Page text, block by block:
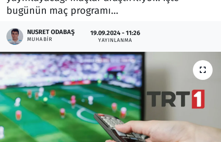
bugünün maç programı...
NUSRET ODABAŞ
MUHABIR
19.09.2024 - 11:26
YAYINLANMA
Oyun
Ramazan
Resmi İlanlar